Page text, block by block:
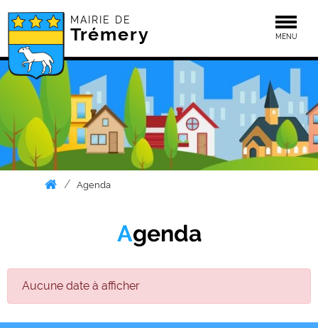
MAIRIE DE
Trémery MENU
Agenda
Agenda
Aucune date à afficher